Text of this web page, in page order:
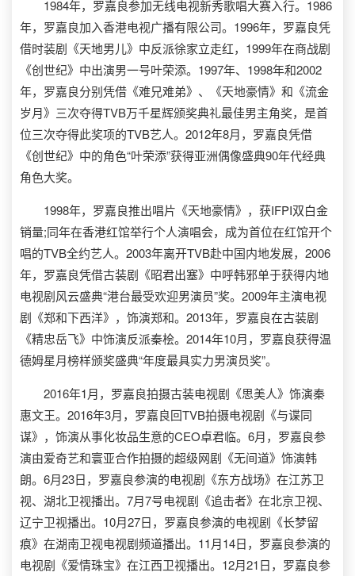
1984年，罗嘉良参加无线电视新秀歌唱大赛入行。1986
年，罗嘉良加入香港电视广播有限公司。1996年，罗嘉良凭
借时装剧《天地男儿》中反派徐家立走红，1999年在商战剧
《创世纪》中出演男一号叶荣添。1997年、1998年和2002
年，罗嘉良分别凭借《难兄难弟》、《天地豪情》和《流金
岁月》三次夺得TVB万千星辉颁奖典礼最佳男主角奖，是首
位三次夺得此奖项的TVB艺人。2012年8月，罗嘉良凭借
《创世纪》中的角色“叶荣添”获得亚洲偶像盛典90年代经典
角色大奖。
1998年，罗嘉良推出唱片《天地豪情》，获IFPI双白金
销量;同年在香港红馆举行个人演唱会，成为首位在红馆开个
唱的TVB全约艺人。2003年离开TVB赴中国内地发展，2006
年，罗嘉良凭借古装剧《昭君出塞》中呼韩邪单于获得内地
电视剧风云盛典“港台最受欢迎男演员”奖。2009年主演电视
剧《郑和下西洋》，饰演郑和。2013年，罗嘉良在古装剧
《精忠岳飞》中饰演反派秦桧。2014年10月，罗嘉良获得温
德姆星月榜样颁奖盛典“年度最具实力男演员奖”。
2016年1月，罗嘉良拍摄古装电视剧《思美人》饰演秦
惠文王。2016年3月，罗嘉良回TVB拍摄电视剧《与谍同
谋》，饰演从事化妆品生意的CEO卓君临。6月，罗嘉良参
演由爱奇艺和寰亚合作拍摄的超级网剧《无间道》饰演韩
朗。6月23日，罗嘉良参演的电视剧《东方战场》在江苏卫
视、湖北卫视播出。7月7号电视剧《追击者》在北京卫视、
辽宁卫视播出。10月27日，罗嘉良参演的电视剧《长梦留
痕》在湖南卫视电视剧频道播出。11月14日，罗嘉良参演的
电视剧《爱情珠宝》在江西卫视播出。12月21日，罗嘉良参